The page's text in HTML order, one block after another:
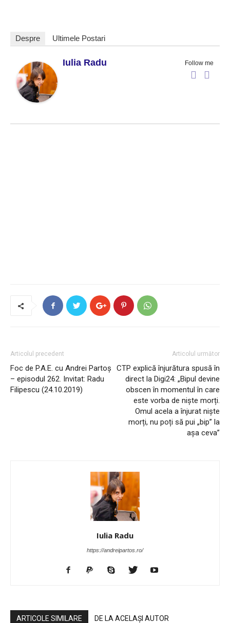
Despre Ultimele Postari
Follow me
Iulia Radu
Articolul precedent
Foc de P.A.E. cu Andrei Partoș
– episodul 262. Invitat: Radu
Filipescu (24.10.2019)
Articolul următor
CTP explică înjurătura spusă în
direct la Digi24: „Bipul devine
obscen în momentul în care
este vorba de niște morți.
Omul acela a înjurat niște
morți, nu poți să pui „bip” la
așa ceva”
Iulia Radu
https://andreipartos.ro/
ARTICOLE SIMILARE DE LA ACELAȘI AUTOR